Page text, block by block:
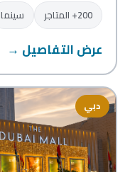
200+ المتاجر سينما
عرض التفاصيل →
دبي